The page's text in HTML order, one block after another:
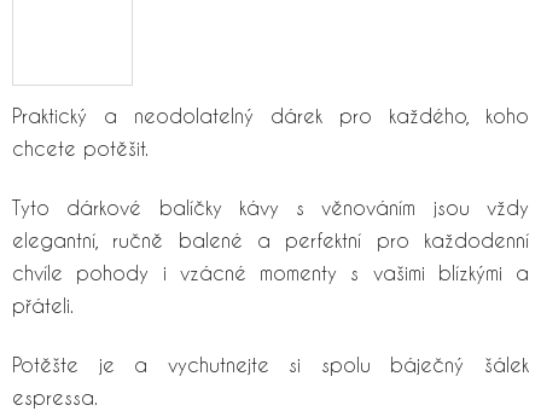
Praktický a neodolatelný dárek pro každého, koho
chcete potěšit.
Tyto dárkové balíčky kávy s věnováním jsou vždy
elegantní, ručně balené a perfektní pro každodenní
chvíle pohody i vzácné momenty s vašimi blízkými a
přáteli.
Potěšte je a vychutnejte si spolu báječný šálek
espressa.